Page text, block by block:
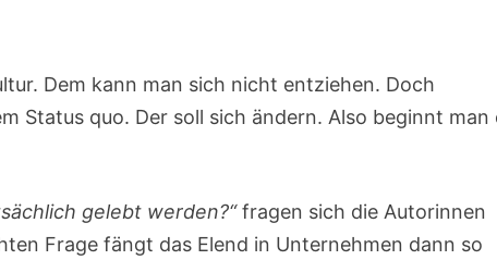
Dem kann man sich nicht entziehen. Doch
Status quo. Der soll sich ändern. Also beginnt man
gelebt werden?“fragen sich die Autorinnen
Frage fängt das Elend in Unternehmen dann so